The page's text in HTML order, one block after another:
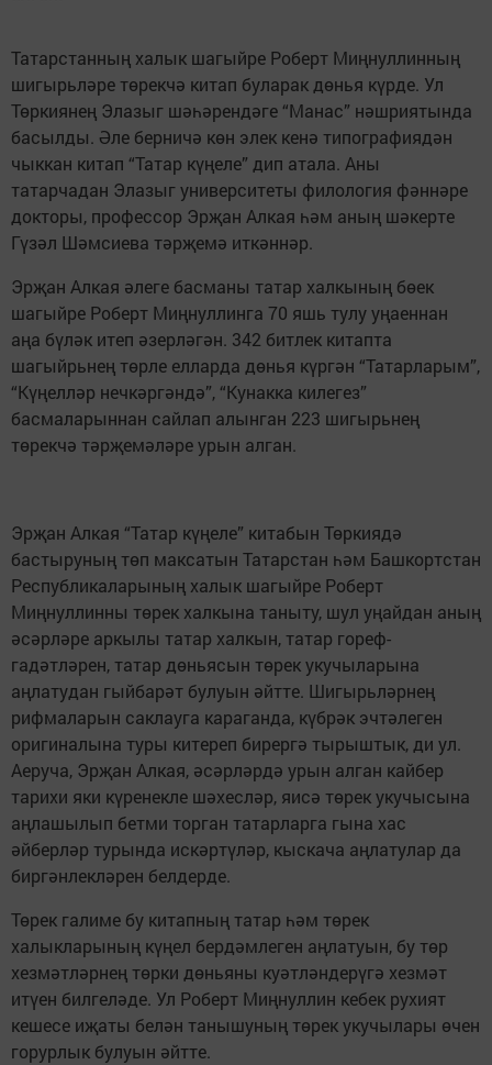
Татарстанның халык шагыйре Роберт Миңнуллинның
шигырьләре төрекчә китап буларак дөнья күрде. Ул
Төркиянең Элазыг шәһәрендәге “Манас” нәшриятында
басылды. Әле берничә көн элек кенә типографиядән
чыккан китап “Татар күңеле” дип атала. Аны
татарчадан Элазыг университеты филология фәннәре
докторы, профессор Эрҗан Алкая һәм аның шәкерте
Гүзәл Шәмсиева тәрҗемә иткәннәр.
Эрҗан Алкая әлеге басманы татар халкының бөек
шагыйре Роберт Миңнуллинга 70 яшь тулу уңаеннан
аңа бүләк итеп әзерләгән. 342 битлек китапта
шагыйрьнең төрле елларда дөнья күргән “Татарларым”,
“Күңелләр нечкәргәндә”, “Кунакка килегез”
басмаларыннан сайлап алынган 223 шигырьнең
төрекчә тәрҗемәләре урын алган.
Эрҗан Алкая “Татар күңеле” китабын Төркиядә
бастыруның төп максатын Татарстан һәм Башкортстан
Республикаларының халык шагыйре Роберт
Миңнуллинны төрек халкына таныту, шул уңайдан аның
әсәрләре аркылы татар халкын, татар гореф-
гадәтләрен, татар дөньясын төрек укучыларына
аңлатудан гыйбарәт булуын әйтте. Шигырьләрнең
рифмаларын саклауга караганда, күбрәк эчтәлеген
оригиналына туры китереп бирергә тырыштык, ди ул.
Аеруча, Эрҗан Алкая, әсәрләрдә урын алган кайбер
тарихи яки күренекле шәхесләр, яисә төрек укучысына
аңлашылып бетми торган татарларга гына хас
әйберләр турында искәртүләр, кыскача аңлатулар да
биргәнлекләрен белдерде.
Төрек галиме бу китапның татар һәм төрек
халыкларының күңел бердәмлеген аңлатуын, бу төр
хезмәтләрнең төрки дөньяны куәтләндерүгә хезмәт
итүен билгеләде. Ул Роберт Миңнуллин кебек рухият
кешесе иҗаты белән танышуның төрек укучылары өчен
горурлык булуын әйтте.